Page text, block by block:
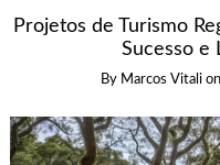
Projetos de Turismo
Sucesso e
By Marcos Vitali on